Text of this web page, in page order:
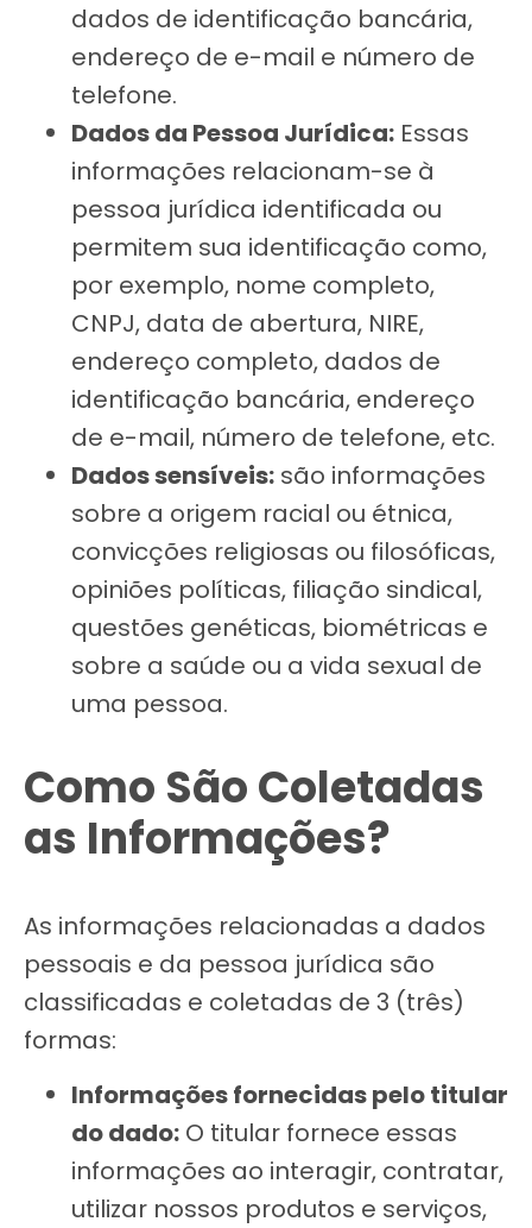
dados de identificação bancária,
endereço de e-mail e número de
telefone.
Dados da Pessoa Jurídica: Essas
informações relacionam-se à
pessoa jurídica identificada ou
permitem sua identificação como,
por exemplo, nome completo,
CNPJ, data de abertura, NIRE,
endereço completo, dados de
identificação bancária, endereço
de e-mail, número de telefone, etc.
Dados sensíveis: são informações
sobre a origem racial ou étnica,
convicções religiosas ou filosóficas,
opiniões políticas, filiação sindical,
questões genéticas, biométricas e
sobre a saúde ou a vida sexual de
uma pessoa.
Como São Coletadas
as Informações?
As informações relacionadas a dados
pessoais e da pessoa jurídica são
classificadas e coletadas de 3 (três)
formas:
Informações fornecidas pelo titular
do dado: O titular fornece essas
informações ao interagir, contratar,
utilizar nossos produtos e serviços,